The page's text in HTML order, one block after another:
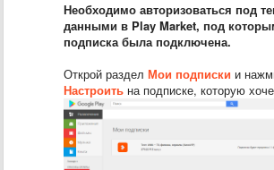
Необходимо авторизоваться под
данными в Play Market, под
подписка была подключена.
Открой раздел Мои подписки и
Настроить на подписке, которую